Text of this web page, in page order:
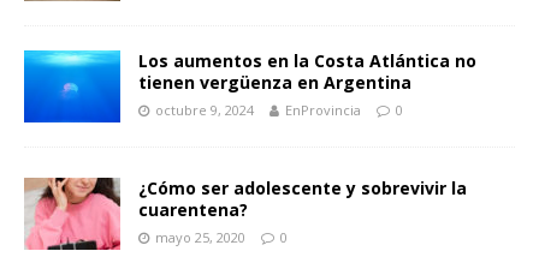
Los aumentos en la Costa Atlántica no
tienen vergüenza en Argentina
octubre 9, 2024 EnProvincia 0
¿Cómo ser adolescente y sobrevivir la
cuarentena?
mayo 25, 2020 0